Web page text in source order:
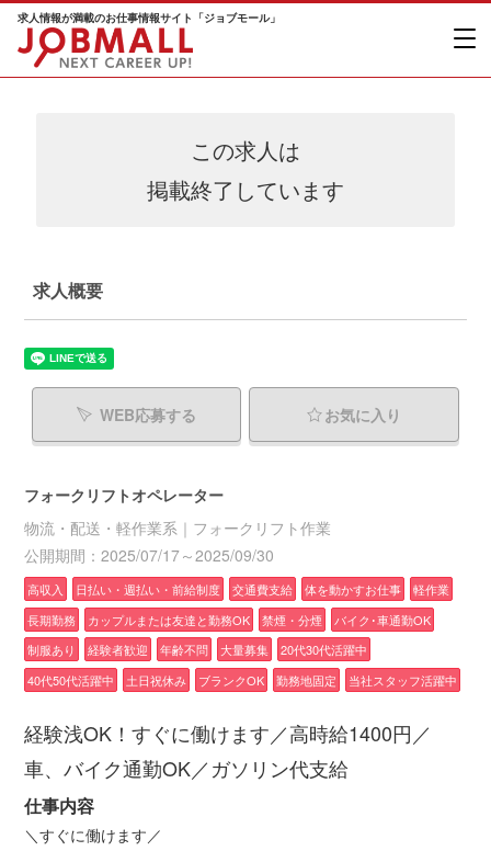
求人情報が満載のお仕事情報サイト「ジョブモール」
この求人は
掲載終了しています
求人概要
WEB応募する お気に入り
フォークリフトオペレーター
物流・配送・軽作業系｜フォークリフト作業
公開期間：2025/07/17～2025/09/30
高収入 日払い・週払い・前給制度 交通費支給 体を動かすお仕事
軽作業
長期勤務
カップルまたは友達と勤務OK 禁煙・分煙
バイク･車通勤OK
制服あり
経験者歓迎 年齢不問 大量募集
20代30代活躍中
40代50代活躍中
土日祝休み ブランクOK 勤務地固定 当社スタッフ活躍中
経験浅OK！すぐに働けます／高時給1400円／
車、バイク通勤OK／ガソリン代支給
仕事内容
＼すぐに働けます／